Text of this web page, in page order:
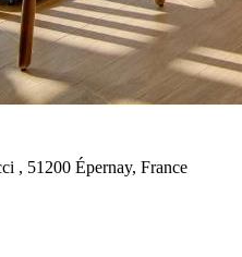
, 51200 Épernay, France